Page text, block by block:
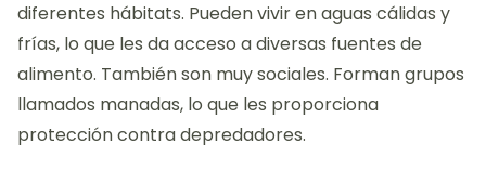
diferentes hábitats. Pueden vivir en aguas cálidas y
frías, lo que les da acceso a diversas fuentes de
alimento. También son muy sociales. Forman grupos
llamados manadas, lo que les proporciona
protección contra depredadores.